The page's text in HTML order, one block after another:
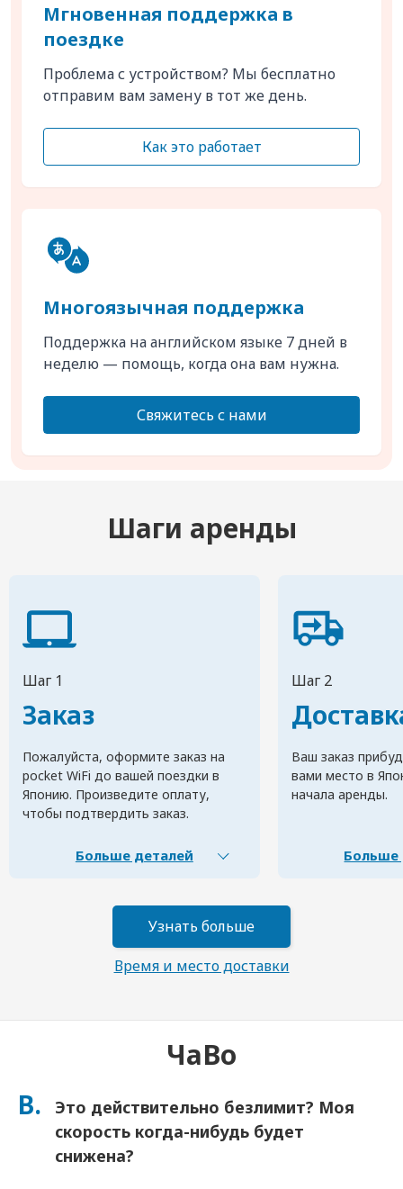
Мгновенная поддержка в
поездке
Проблема с устройством? Мы бесплатно
отправим вам замену в тот же день.
Как это работает
Многоязычная поддержка
Поддержка на английском языке 7 дней в
неделю — помощь, когда она вам нужна.
Свяжитесь с нами
Шаги аренды
Шаг 1
Заказ
Пожалуйста, оформите заказ на
pocket WiFi до вашей поездки в
Японию. Произведите оплату,
чтобы подтвердить заказ.
Больше деталей
Шаг 2
Ваш заказ
вами место в
начала аренды.
Больше
Узнать больше
Время и место доставки
ЧаВо
В.
Это действительно безлимит? Моя
скорость когда-нибудь будет
снижена?